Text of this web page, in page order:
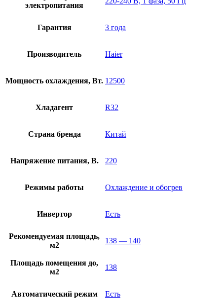
электропитания
Гарантия 3 года
Производитель Haier
Мощность охлаждения, Вт. 12500
Хладагент R32
Страна бренда Китай
Напряжение питания, В. 220
Режимы работы Охлаждение и обогрев
Инвертор Есть
Рекомендуемая площадь,
м2
138 — 140
Площадь помещения до,
м2
138
Автоматический режим Есть